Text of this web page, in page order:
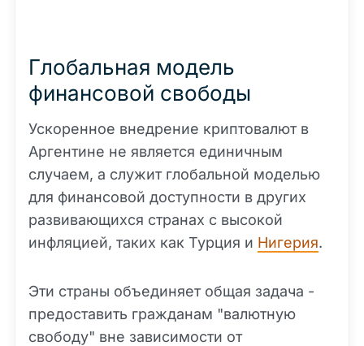
Глобальная модель
финансовой свободы
Ускоренное внедрение криптовалют в
Аргентине не является единичным
случаем, а служит глобальной моделью
для финансовой доступности в других
развивающихся странах с высокой
инфляцией, таких как Турция и Нигерия.
Эти страны объединяет общая задача -
предоставить гражданам "валютную
свободу" вне зависимости от